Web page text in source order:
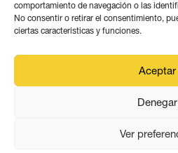
comportamiento de navegación o las
No consentir o retirar el consentimiento,
ciertas características y funciones.
Aceptar
Denegar
Ver